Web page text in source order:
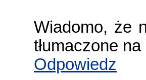
Wiadomo, że
tłumaczone
Odpowiedz